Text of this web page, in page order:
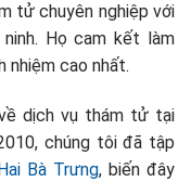
tử chuyên nghiệp với
Họ cam kết làm
nhiệm cao nhất.
dịch vụ thám tử tại
chúng tôi đã tập
Bà Trưng, biến đây